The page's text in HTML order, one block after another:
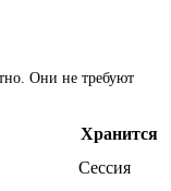
Они не требуют
Хранится
Сессия